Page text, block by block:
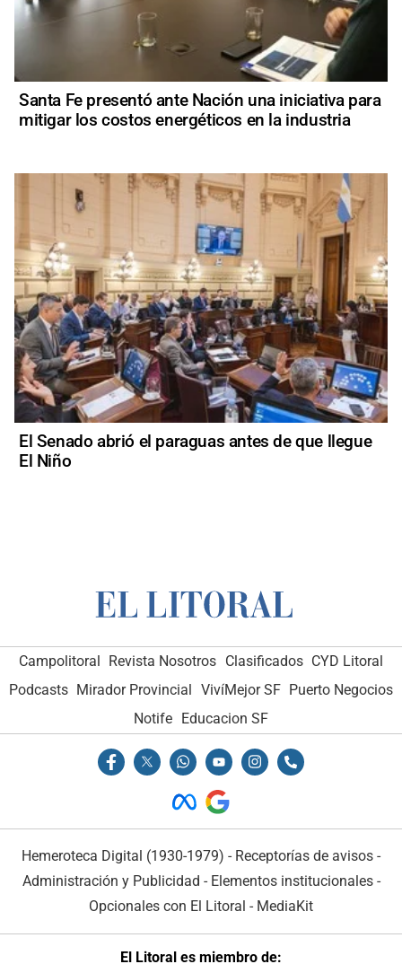
Santa Fe presentó ante Nación una iniciativa para
mitigar los costos energéticos en la industria
El Senado abrió el paraguas antes de que llegue
El Niño
Campolitoral Revista Nosotros Clasificados CYD Litoral
Podcasts Mirador Provincial VivíMejor SF Puerto Negocios
Notife Educacion SF
Hemeroteca Digital (1930-1979) - Receptorías de avisos -
Administración y Publicidad - Elementos institucionales-
Opcionales con El Litoral - MediaKit
El Litoral es miembro de: